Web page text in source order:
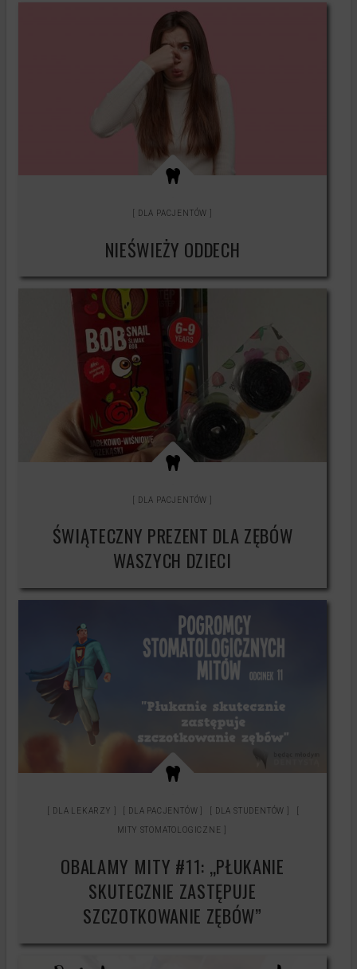
DLA PACJENTÓW
NIEŚWIEŻY ODDECH
DLA PACJENTÓW
ŚWIĄTECZNY PREZENT DLA ZĘBÓW
WASZYCH DZIECI
DLA LEKARZY DLA PACJENTÓW DLA STUDENTÓW
MITY STOMATOLOGICZNE
OBALAMY MITY #11: „PŁUKANIE
SKUTECZNIE ZASTĘPUJE
SZCZOTKOWANIE ZĘBÓW”